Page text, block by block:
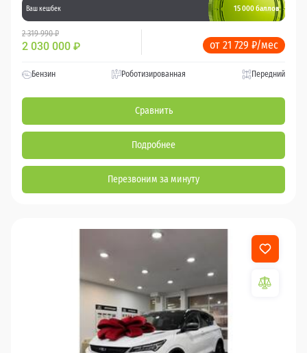
Ваш кешбек 15 000 баллов
2 319 990 ₽
2 030 000 ₽ от 21 729 ₽/мес
Бензин Роботизированная Передний
Сравнить
Подробнее
Перезвоним за минуту